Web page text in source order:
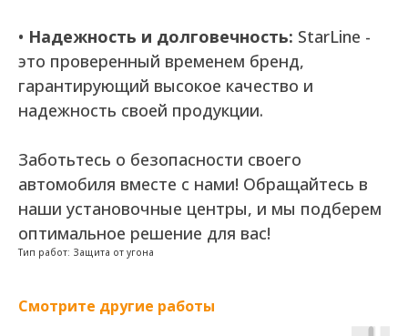
• Надежность и долговечность: StarLine -
это проверенный временем бренд,
гарантирующий высокое качество и
надежность своей продукции.
Заботьтесь о безопасности своего
автомобиля вместе с нами! Обращайтесь в
наши установочные центры, и мы подберем
оптимальное решение для вас!
Тип работ: Защита от угона
Смотрите другие работы